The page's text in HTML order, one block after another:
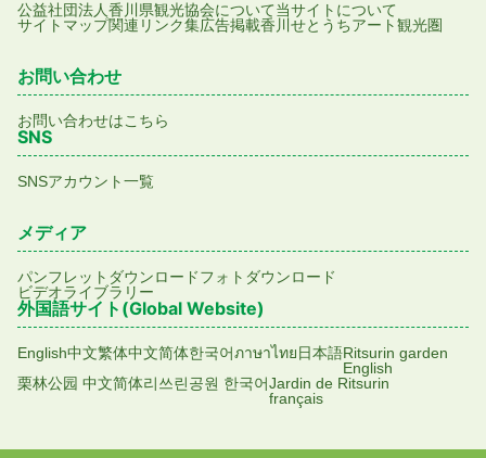
公益社団法人香川県観光協会について当サイトについて
サイトマップ関連リンク集広告掲載香川せとうちアート観光圏
お問い合わせ
お問い合わせはこちら
SNS
SNSアカウント一覧
メディア
パンフレットダウンロードフォトダウンロード
ビデオライブラリー
外国語サイト(Global Website)
English中文繁体中文简体한국어ภาษาไทย日本語Ritsurin garden
English
栗林公园 中文简体리쓰린공원 한국어Jardin de Ritsurin
français